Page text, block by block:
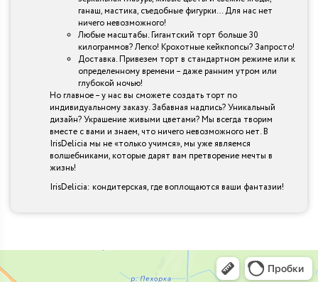
ганаш, мастика, съедобные фигурки… Для нас нет
ничего невозможного!
Любые масштабы. Гигантский торт больше 30
килограммов? Легко! Крохотные кейкпопсы? Запросто!
Доставка. Привезем торт в стандартном режиме или к
определенному времени – даже ранним утром или
глубокой ночью!
Но главное – у нас вы сможете создать торт по
индивидуальному заказу. Забавная надпись? Уникальный
дизайн? Украшение живыми цветами? Мы всегда творим
вместе с вами и знаем, что ничего невозможного нет. В
IrisDelicia мы не «только учимся», мы уже являемся
волшебниками, которые дарят вам претворение мечты в
жизнь!
IrisDelicia: кондитерская, где воплощаются ваши фантазии!